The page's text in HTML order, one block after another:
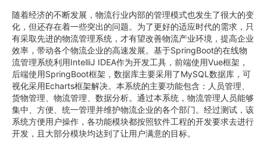
随着经济的不断发展，物流行业内部的管理模式也发生了很大的变
化，但还存在着一些突出的问题。为了更好的适应时代的需求，只
有采取先进的物流管理系统，才有望改善物流产业环境，提高企业
效率，带动各个物流企业的高速发展。基于SpringBoot的在线物
流管理系统利用IntelliJ IDEA作为开发工具，前端使用Vue框架，
后端使用SpringBoot框架，数据库主要采用了MySQL数据库，可
视化采用Echarts框架解决。本系统的主要功能包含：人员管理、
货物管理、物流管理、数据分析。通过本系统，物流管理人员能够
集中、方便、统一管理并维护物流企业的各个部门。经过测试，该
系统方便用户操作，各功能模块都按照软件工程的开发要求去进行
开发，且大部分模块均达到了让用户满意的目标。